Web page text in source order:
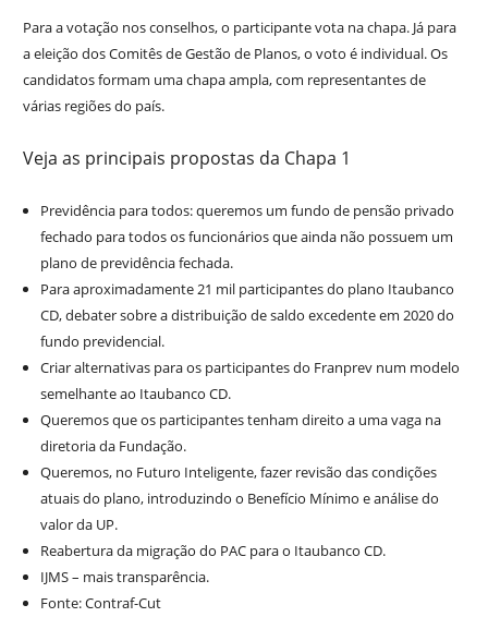
Para a votação nos conselhos, o participante vota na chapa. Já para
a eleição dos Comitês de Gestão de Planos, o voto é individual. Os
candidatos formam uma chapa ampla, com representantes de
várias regiões do país.
Veja as principais propostas da Chapa 1
Previdência para todos: queremos um fundo de pensão privado
fechado para todos os funcionários que ainda não possuem um
plano de previdência fechada.
Para aproximadamente 21 mil participantes do plano Itaubanco
CD, debater sobre a distribuição de saldo excedente em 2020 do
fundo previdencial.
Criar alternativas para os participantes do Franprev num modelo
semelhante ao Itaubanco CD.
Queremos que os participantes tenham direito a uma vaga na
diretoria da Fundação.
Queremos, no Futuro Inteligente, fazer revisão das condições
atuais do plano, introduzindo o Benefício Mínimo e análise do
valor da UP.
Reabertura da migração do PAC para o Itaubanco CD.
IJMS – mais transparência.
Fonte: Contraf-Cut